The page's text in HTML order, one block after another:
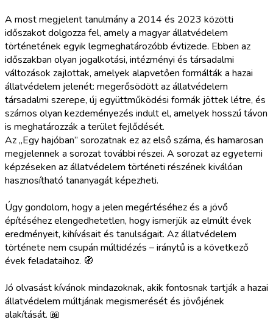
A most megjelent tanulmány a 2014 és 2023 közötti
időszakot dolgozza fel, amely a magyar állatvédelem
történetének egyik legmeghatározóbb évtizede. Ebben az
időszakban olyan jogalkotási, intézményi és társadalmi
változások zajlottak, amelyek alapvetően formálták a hazai
állatvédelem jelenét: megerősödött az állatvédelem
társadalmi szerepe, új együttműködési formák jöttek létre, és
számos olyan kezdeményezés indult el, amelyek hosszú távon
is meghatározzák a terület fejlődését.
Az „Egy hajóban” sorozatnak ez az első száma, és hamarosan
megjelennek a sorozat további részei. A sorozat az egyetemi
képzéseken az állatvédelem történeti részének kiválóan
hasznosítható tananyagát képezheti.
Úgy gondolom, hogy a jelen megértéséhez és a jövő
építéséhez elengedhetetlen, hogy ismerjük az elmúlt évek
eredményeit, kihívásait és tanulságait. Az állatvédelem
története nem csupán múltidézés – iránytű is a következő
évek feladataihoz. 🧭
Jó olvasást kívánok mindazoknak, akik fontosnak tartják a hazai
állatvédelem múltjának megismerését és jövőjének
alakítását. 📖